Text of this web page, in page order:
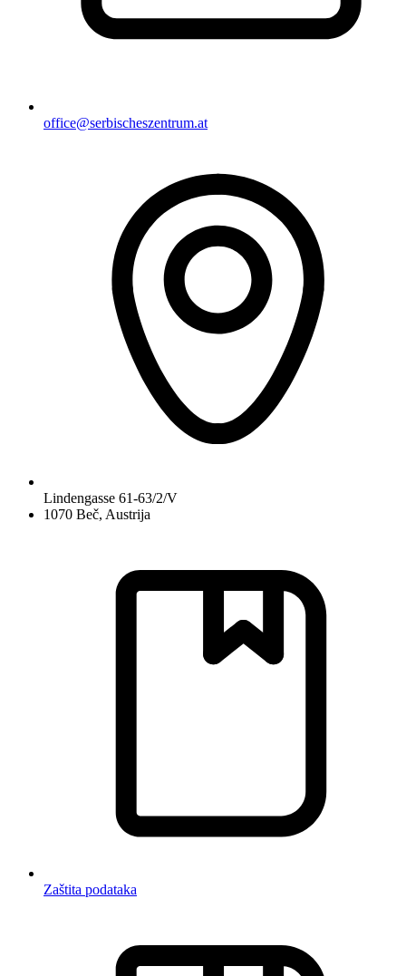
office@serbischeszentrum.at
Lindengasse 61-63/2/V
1070 Beč, Austrija
Zaštita podataka